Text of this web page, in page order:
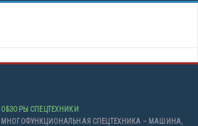
ОБЗОРЫ СПЕЦТЕХНИКИ
МНОГОФУНКЦИОНАЛЬНАЯ СПЕЦТЕХНИКА – МАШИНА,